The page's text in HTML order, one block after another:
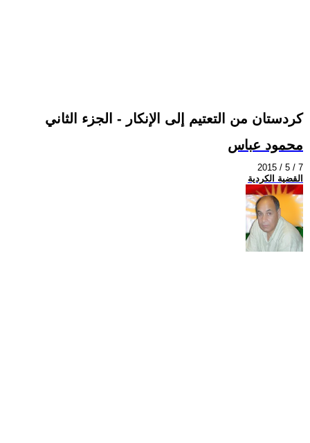
كردستان من التعتيم إلى الإنكار - الجزء الثاني
محمود عباس
2015 / 5 / 7
القضية الكردية